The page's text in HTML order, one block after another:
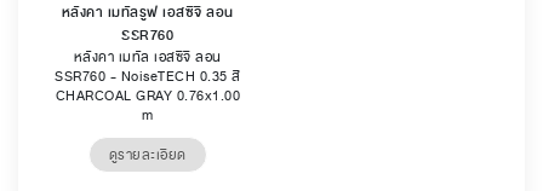
หลังคา เมทัลรูฟ เอสซีจี ลอน
SSR760
หลังคา เมทัล เอสซีจี ลอน
SSR760 - NoiseTECH 0.35 สี
CHARCOAL GRAY 0.76x1.00
m
ดูรายละเอียด